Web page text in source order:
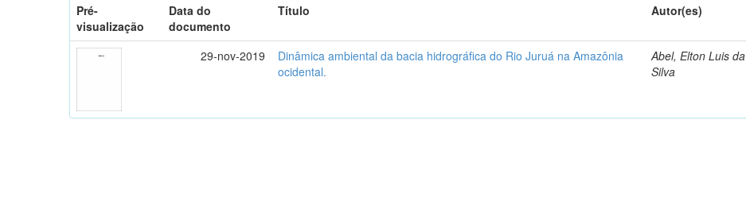
Pré-
visualização
Data do
documento
Título Autor(es)
29-nov-2019
Dinâmica ambiental da bacia hidrográfica do Rio Juruá na Amazônia
ocidental.
Abel, Elton Luis da
Silva